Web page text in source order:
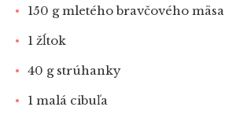
150 g mletého bravčového mäsa
1 žĺtok
40 g strúhanky
1 malá cibuľa